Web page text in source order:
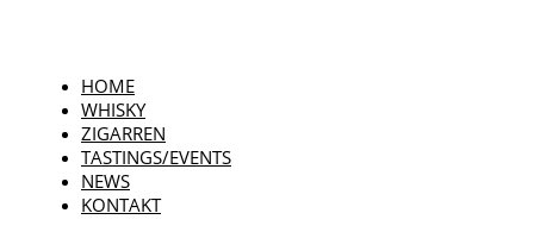
HOME
WHISKY
ZIGARREN
TASTINGS/EVENTS
NEWS
KONTAKT